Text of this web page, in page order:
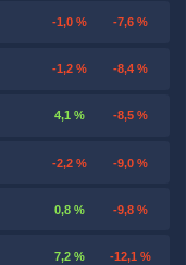
-1,0 % -7,6 %
-1,2 % -8,4 %
4,1 % -8,5 %
-2,2 % -9,0 %
0,8 % -9,8 %
7,2 % -12,1 %